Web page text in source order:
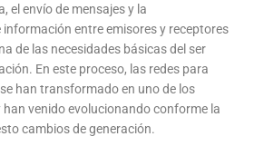
el envío de mensajes y la
entre emisores y receptores
de las necesidades básicas del ser
En este proceso, las redes para
han transformado en uno de los
han venido evolucionando conforme la
cambios de generación.